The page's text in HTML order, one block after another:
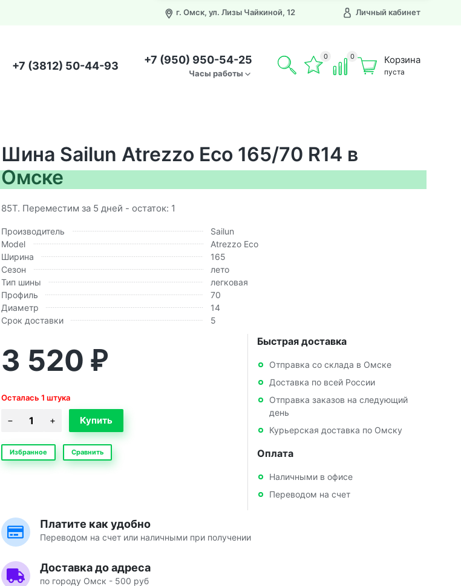
г. Омск, ул. Лизы Чайкиной, 12 Личный кабинет
+7 (3812) 50-44-93 +7 (950) 950-54-25
Часы работы
0 0 Корзина
пуста
Шина Sailun Atrezzo Eco 165/70 R14 в
Омске
85T. Переместим за 5 дней - остаток: 1
Производитель
Sailun
Model
Atrezzo Eco
Ширина
165
Сезон
лето
Тип шины
легковая
Профиль
70
Диаметр
14
Срок доставки
5
3 520 ₽
Осталась 1 штука
Избранное Сравнить
Быстрая доставка
Отправка со склада в Омске
Доставка по всей России
Отправка заказов на следующий
день
Курьерская доставка по Омску
Оплата
Наличными в офисе
Переводом на счет
Платите как удобно
Переводом на счет или наличными при получении
Доставка до адреса
по городу Омск - 500 руб